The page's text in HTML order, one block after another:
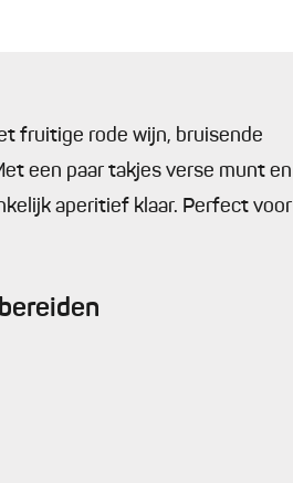
fruitige rode wijn, bruisende
een paar takjes verse munt en
aperitief klaar. Perfect voor